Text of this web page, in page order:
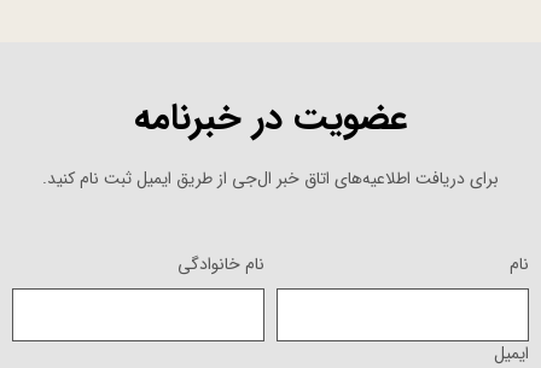
عضویت در خبرنامه
برای دریافت اطلاعیه‌های اتاق خبر ال‌جی از طریق ایمیل ثبت نام کنید.
نام نام خانوادگی
ایمیل